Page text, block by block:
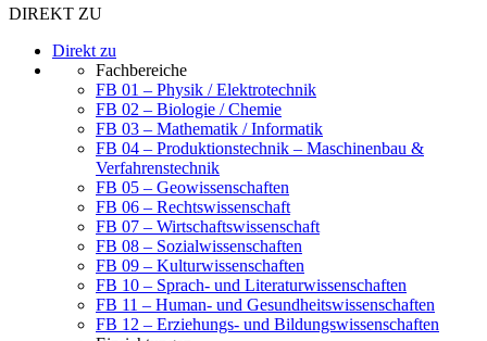
DIREKT ZU
Direkt zu
Fachbereiche
FB 01 – Physik / Elektrotechnik
FB 02 – Biologie / Chemie
FB 03 – Mathematik / Informatik
FB 04 – Produktionstechnik – Maschinenbau &
Verfahrenstechnik
FB 05 – Geowissenschaften
FB 06 – Rechtswissenschaft
FB 07 – Wirtschaftswissenschaft
FB 08 – Sozialwissenschaften
FB 09 – Kulturwissenschaften
FB 10 – Sprach- und Literaturwissenschaften
FB 11 – Human- und Gesundheitswissenschaften
FB 12 – Erziehungs- und Bildungswissenschaften